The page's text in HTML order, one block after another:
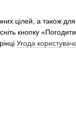
цілей, а також
кнопку
Угода